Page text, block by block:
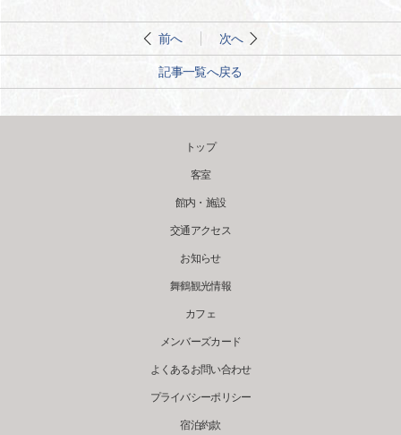
前へ 次へ
記事一覧へ戻る
トップ
客室
館内・施設
交通アクセス
お知らせ
舞鶴観光情報
カフェ
メンバーズカード
よくあるお問い合わせ
プライバシーポリシー
宿泊約款